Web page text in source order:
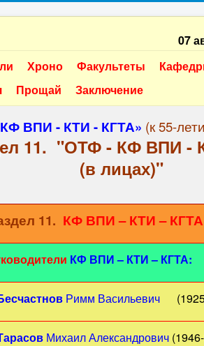
07
Хроно Факультеты
Прощай Заключение
ВПИ - КТИ - КГТА» (к 55-
11. "ОТФ - КФ ВПИ -
(в лицах)"
11. КФ ВПИ – КТИ –
КФ ВПИ – КТИ – КГТА:
Римм Васильевич
Михаил Александрович